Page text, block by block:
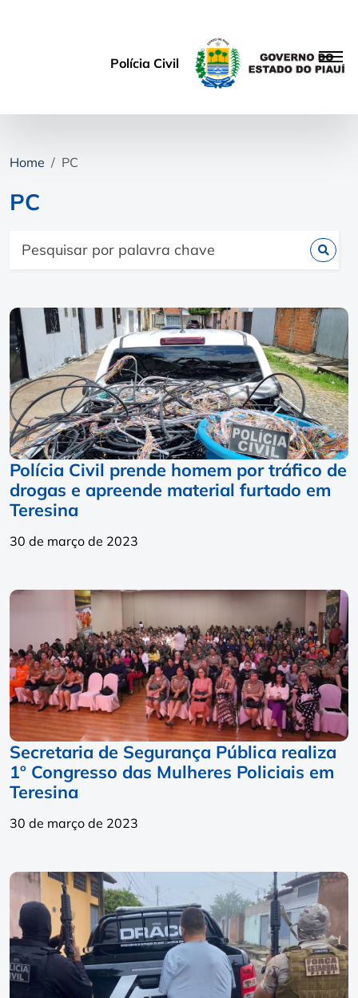
Polícia Civil
Home PC
PC
Polícia Civil prende homem por tráfico de
drogas e apreende material furtado em
Teresina
30 de março de 2023
Secretaria de Segurança Pública realiza
1º Congresso das Mulheres Policiais em
Teresina
30 de março de 2023